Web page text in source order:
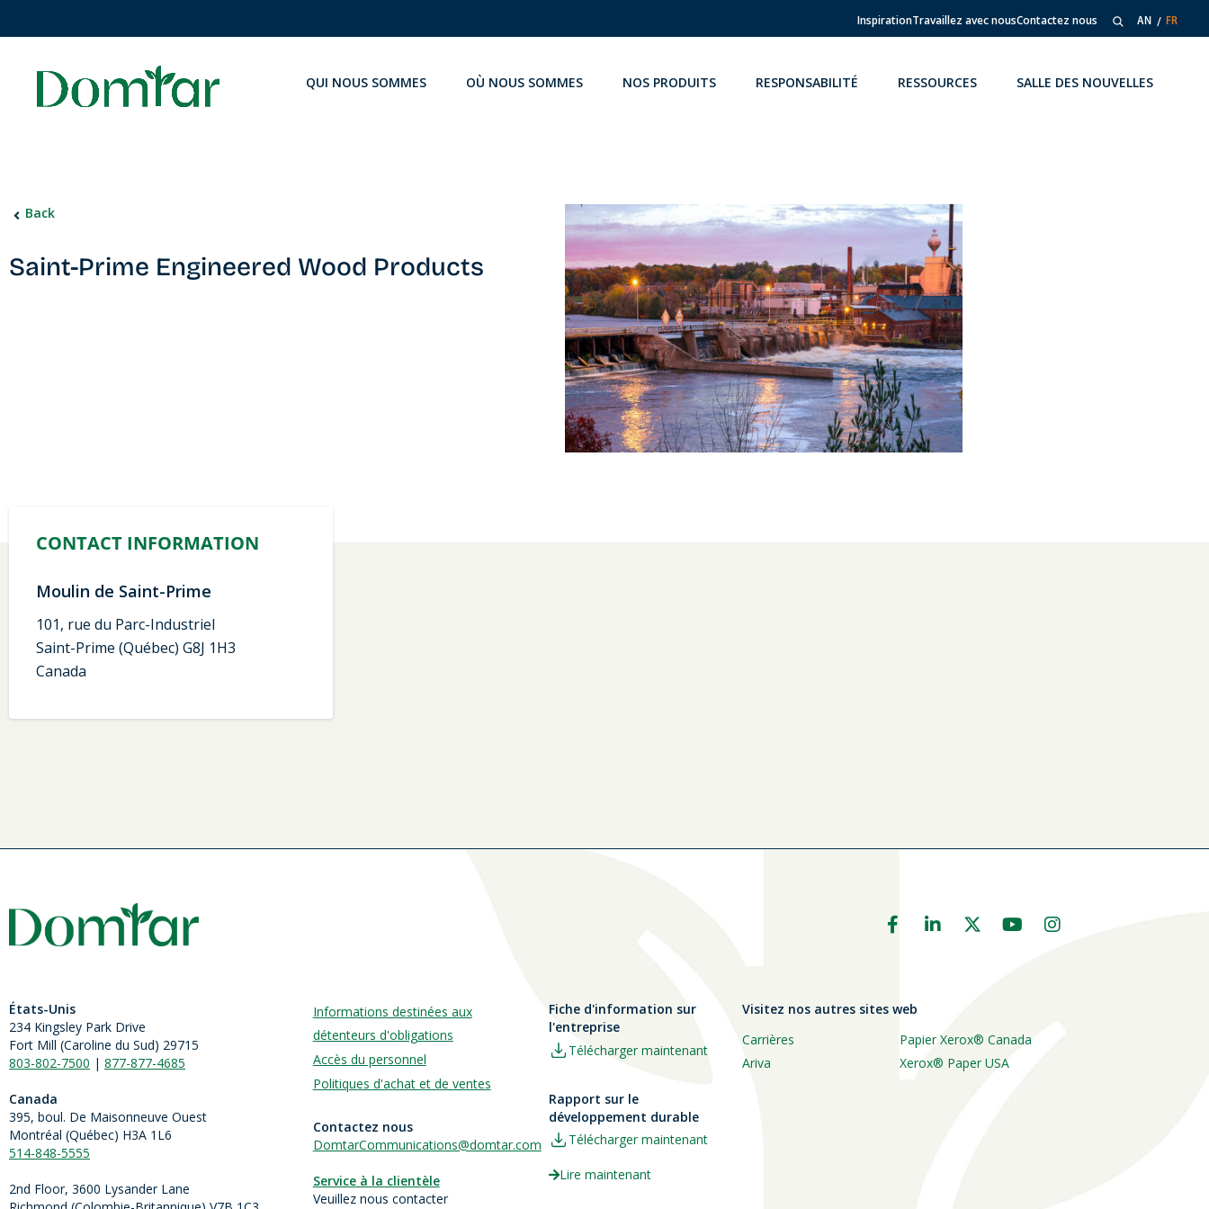
InspirationTravaillez avec nousContactez nous AN FR
QUI NOUS SOMMES OÙ NOUS SOMMES NOS PRODUITS RESPONSABILITÉ RESSOURCES SALLE DES NOUVELLES
Back
Saint-Prime Engineered Wood Products
CONTACT INFORMATION
Moulin de Saint-Prime
101, rue du Parc-Industriel
Saint-Prime (Québec) G8J 1H3
Canada
États-Unis
234 Kingsley Park Drive
Fort Mill (Caroline du Sud) 29715
803-802-7500 | 877-877-4685
Canada
395, boul. De Maisonneuve Ouest
Montréal (Québec) H3A 1L6
514-848-5555
2nd Floor, 3600 Lysander Lane
Informations destinées aux
détenteurs d'obligations
Accès du personnel
Politiques d'achat et de ventes
Contactez nous
DomtarCommunications@domtar.com
Service à la clientèle
Veuillez nous contacter
Fiche d'information sur
l'entreprise
Télécharger maintenant
Rapport sur le
développement durable
Télécharger maintenant
Lire maintenant
Visitez nos autres sites web
Carrières
Ariva
Papier Xerox® Canada
Xerox® Paper USA